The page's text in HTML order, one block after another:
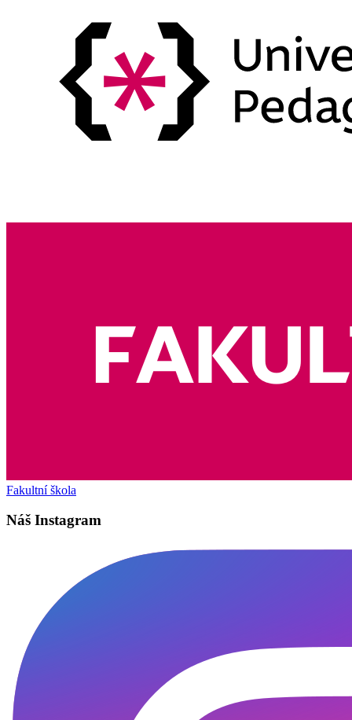
Fakultní škola
Náš Instagram